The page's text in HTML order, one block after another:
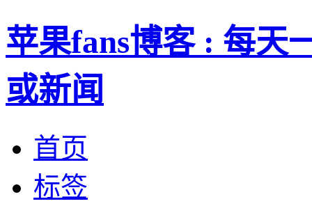
苹果fans博客 : 每天
或新闻
首页
标签